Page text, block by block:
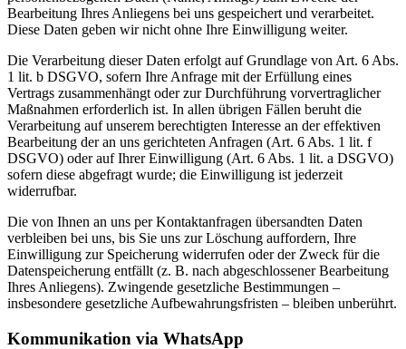
Bearbeitung Ihres Anliegens bei uns gespeichert und verarbeitet.
Diese Daten geben wir nicht ohne Ihre Einwilligung weiter.
Die Verarbeitung dieser Daten erfolgt auf Grundlage von Art. 6 Abs.
1 lit. b DSGVO, sofern Ihre Anfrage mit der Erfüllung eines
Vertrags zusammenhängt oder zur Durchführung vorvertraglicher
Maßnahmen erforderlich ist. In allen übrigen Fällen beruht die
Verarbeitung auf unserem berechtigten Interesse an der effektiven
Bearbeitung der an uns gerichteten Anfragen (Art. 6 Abs. 1 lit. f
DSGVO) oder auf Ihrer Einwilligung (Art. 6 Abs. 1 lit. a DSGVO)
sofern diese abgefragt wurde; die Einwilligung ist jederzeit
widerrufbar.
Die von Ihnen an uns per Kontaktanfragen übersandten Daten
verbleiben bei uns, bis Sie uns zur Löschung auffordern, Ihre
Einwilligung zur Speicherung widerrufen oder der Zweck für die
Datenspeicherung entfällt (z. B. nach abgeschlossener Bearbeitung
Ihres Anliegens). Zwingende gesetzliche Bestimmungen –
insbesondere gesetzliche Aufbewahrungsfristen – bleiben unberührt.
Kommunikation via WhatsApp